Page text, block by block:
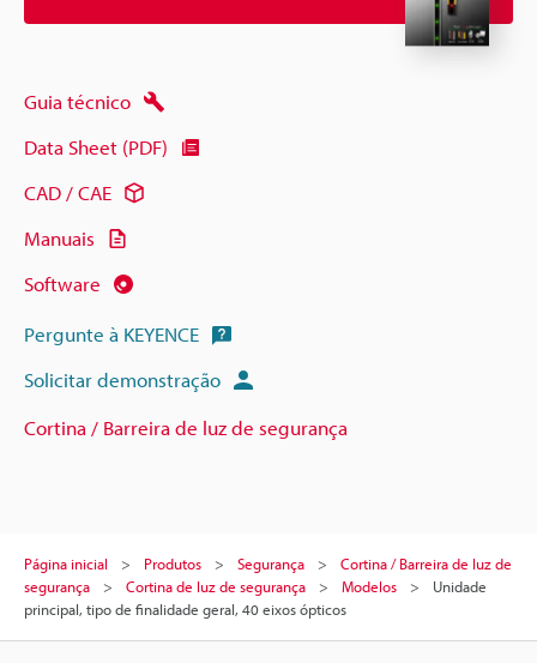
Guia técnico
Data Sheet (PDF)
CAD / CAE
Manuais
Software
Pergunte à KEYENCE
Solicitar demonstração
Cortina / Barreira de luz de segurança
Página inicial Produtos Segurança
Cortina / Barreira de luz de
segurança
Cortina de luz de segurança Modelos
Unidade
principal, tipo de finalidade geral, 40 eixos ópticos